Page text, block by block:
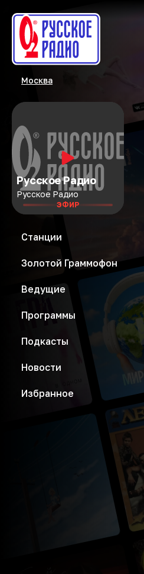
Москва
Русское Радио
Русское Радио
ЭФИР
Станции
Золотой Граммофон
Ведущие
Программы
Подкасты
Новости
Избранное